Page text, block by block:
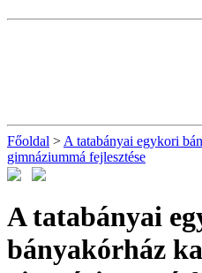
Főoldal > A tatabányai egykori
gimnáziummá fejlesztése
A tatabányai
bányakórház